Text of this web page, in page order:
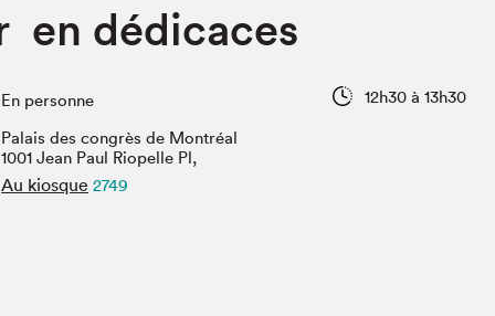
Programmation dans la ville
Vidéos et balados
en dédicaces
En personne
12h30 à 13h30
Palais des congrès de Montréal
1001 Jean Paul Riopelle Pl,
Au kiosque 2749